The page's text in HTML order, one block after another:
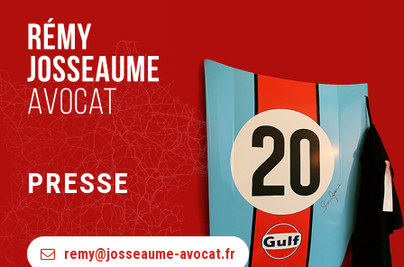
PRESSE
remy@josseaume-avocat.fr